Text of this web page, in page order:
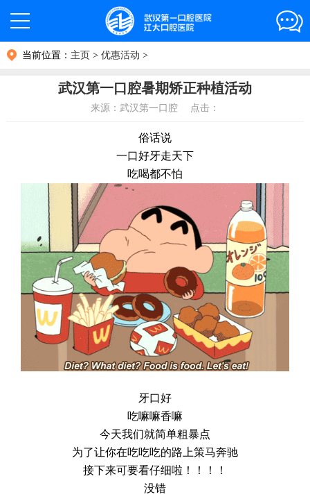
当前位置： 主页 > 优惠活动 >
武汉第一口腔暑期矫正种植活动
来源：武汉第一口腔 点击：
俗话说
一口好牙走天下
吃喝都不怕
牙口好
吃嘛嘛香嘛
今天我们就简单粗暴点
为了让你在吃吃吃的路上策马奔驰
接下来可要看仔细啦！！！！
没错